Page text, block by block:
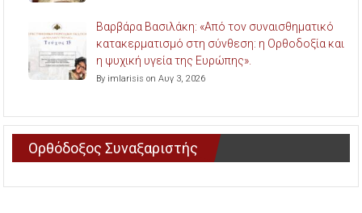
Βαρβάρα Βασιλάκη: «Από τον συναισθηματικό
κατακερματισμό στη σύνθεση: η Ορθοδοξία και
η ψυχική υγεία της Ευρώπης».
By imlarisis on Αυγ 3, 2026
Ορθόδοξος Συναξαριστής